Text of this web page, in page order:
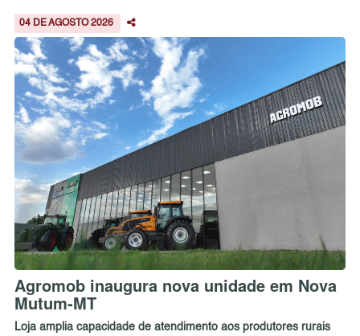
04 DE AGOSTO 2026
Agromob inaugura nova unidade em Nova
Mutum-MT
Loja amplia capacidade de atendimento aos produtores rurais